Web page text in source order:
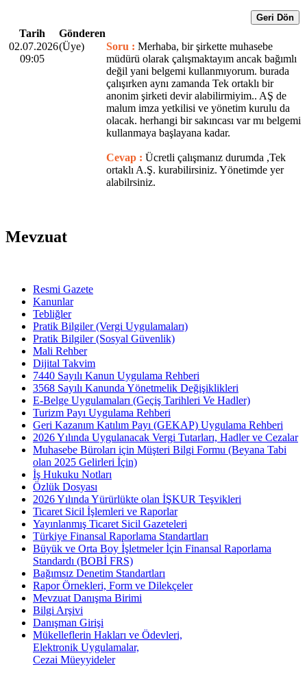
Geri Dön
Tarih
Gönderen
02.07.2026
09:05
(Üye) Soru : Merhaba, bir şirkette muhasebe
müdürü olarak çalışmaktayım ancak bağımlı
değil yani belgemi kullanmıyorum. burada
çalışırken aynı zamanda Tek ortaklı bir
anonim şirketi devir alabilirmiyim.. AŞ de
malum imza yetkilisi ve yönetim kurulu da
olacak. herhangi bir sakıncası var mı belgemi
kullanmaya başlayana kadar.
Cevap : Ücretli çalışmanız durumda ,Tek
ortaklı A.Ş. kurabilirsiniz. Yönetimde yer
alabilrsiniz.
Mevzuat
Resmi Gazete
Kanunlar
Tebliğler
Pratik Bilgiler (Vergi Uygulamaları)
Pratik Bilgiler (Sosyal Güvenlik)
Mali Rehber
Dijital Takvim
7440 Sayılı Kanun Uygulama Rehberi
3568 Sayılı Kanunda Yönetmelik Değişiklikleri
E-Belge Uygulamaları (Geçiş Tarihleri Ve Hadler)
Turizm Payı Uygulama Rehberi
Geri Kazanım Katılım Payı (GEKAP) Uygulama Rehberi
2026 Yılında Uygulanacak Vergi Tutarları, Hadler ve Cezalar
Muhasebe Büroları için Müşteri Bilgi Formu (Beyana Tabi
olan 2025 Gelirleri İçin)
İş Hukuku Notları
Özlük Dosyası
2026 Yılında Yürürlükte olan İŞKUR Teşvikleri
Ticaret Sicil İşlemleri ve Raporlar
Yayınlanmış Ticaret Sicil Gazeteleri
Türkiye Finansal Raporlama Standartları
Büyük ve Orta Boy İşletmeler İçin Finansal Raporlama
Standardı (BOBİ FRS)
Bağımsız Denetim Standartları
Rapor Örnekleri, Form ve Dilekçeler
Mevzuat Danışma Birimi
Bilgi Arşivi
Danışman Girişi
Mükelleflerin Hakları ve Ödevleri,
Elektronik Uygulamalar,
Cezai Müeyyideler